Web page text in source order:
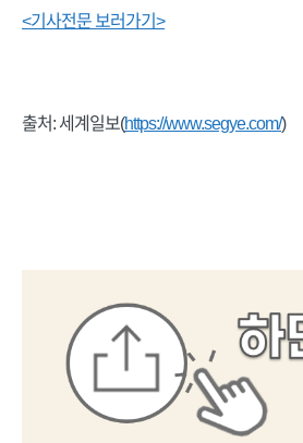
<기사전문 보러가기>
출처: 세계일보(https://www.segye.com/)